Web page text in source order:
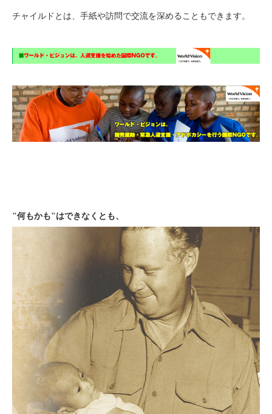
チャイルドとは、手紙や訪問で交流を深めることもできます。
"何もかも"はできなくとも、